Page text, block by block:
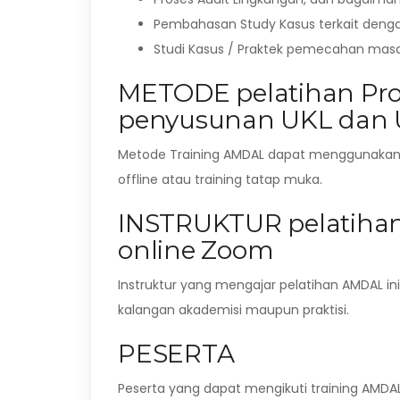
Pembahasan Study Kasus terkait
Studi Kasus / Praktek pemecahan
METODE pelatihan
penyusunan UKL dan
Metode Training AMDAL dapat
offline atau training tatap muka.
INSTRUKTUR
online Zoom
Instruktur yang mengajar pelatihan AMDAL
kalangan akademisi maupun praktisi.
PESERTA
Peserta yang dapat mengikuti training